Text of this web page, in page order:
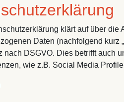
klärt auf über
Daten (nachfolgend kurz
nach DSGVO. Dies betrifft auch
wie z.B. Social Media